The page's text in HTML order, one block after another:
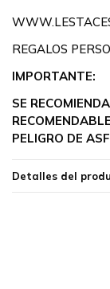
REGALOS
IMPORTANTE:
SE
PELIGRO DE
Detalles del